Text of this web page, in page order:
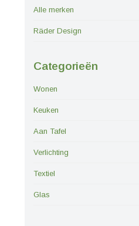
Alle merken
Räder Design
Categorieën
Wonen
Keuken
Aan Tafel
Verlichting
Textiel
Glas